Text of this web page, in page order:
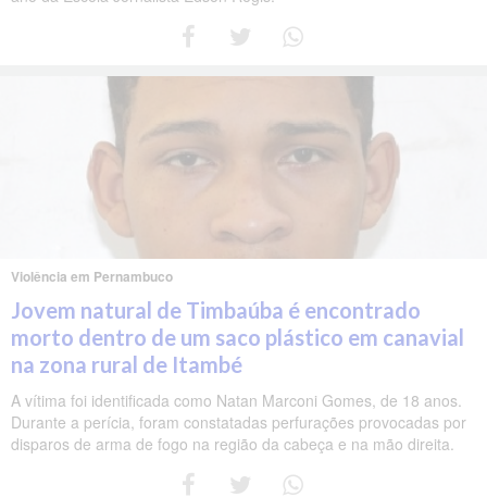
Violência em Pernambuco
Jovem natural de Timbaúba é encontrado
morto dentro de um saco plástico em canavial
na zona rural de Itambé
A vítima foi identificada como Natan Marconi Gomes, de 18 anos.
Durante a perícia, foram constatadas perfurações provocadas por
disparos de arma de fogo na região da cabeça e na mão direita.